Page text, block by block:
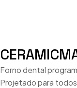
Forno dental
Projetado para